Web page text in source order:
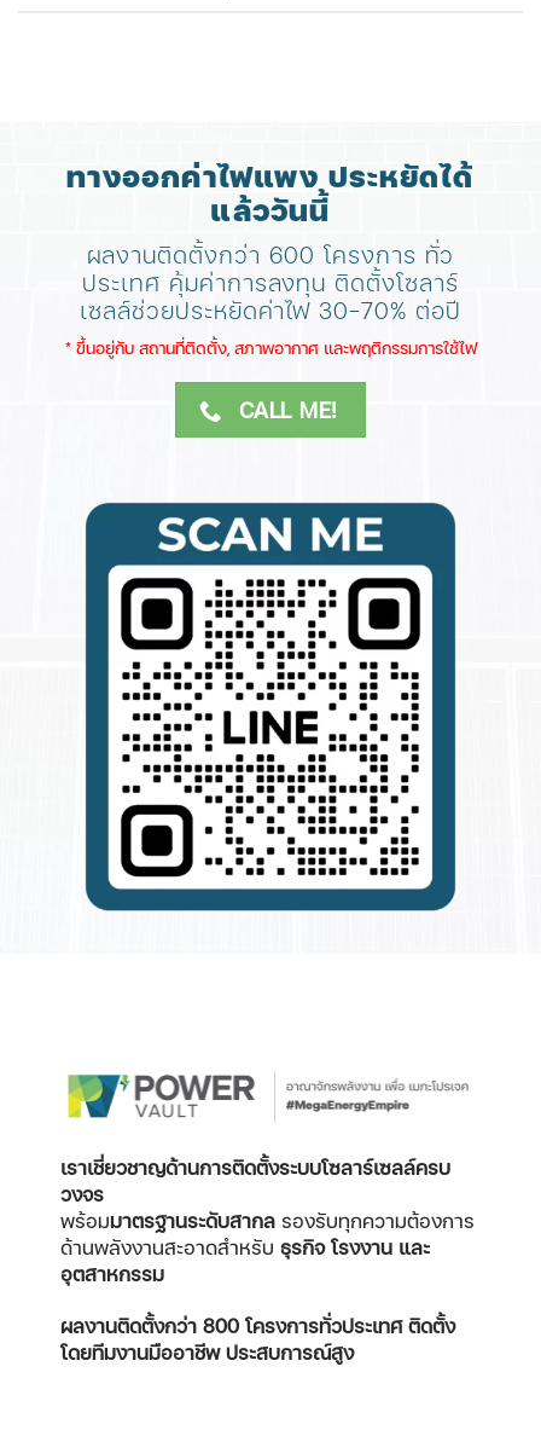
ทางออกค่าไฟแพง ประหยัดได้
แล้ววันนี้
ผลงานติดตั้งกว่า 600 โครงการ ทั่ว
ประเทศ คุ้มค่าการลงทุน ติดตั้งโซลาร์
เซลล์ช่วยประหยัดค่าไฟ 30-70% ต่อปี
​* ขึ้นอยู่กับ สถานที่ติดตั้ง, สภาพอากาศ​ และพฤติกรรมการใช้ไฟ
CALL ME!
เราเชี่ยวชาญด้านการติดตั้งระบบโซลาร์เซลล์ครบ
วงจร
พร้อมมาตรฐานระดับสากล รองรับทุกความต้องการ
ด้านพลังงานสะอาดสำหรับ ธุรกิจ โรงงาน และ
อุตสาหกรรม
ผลงานติดตั้งกว่า 800 โครงการทั่วประเทศติดตั้ง
โดยทีมงานมืออาชีพ ประสบการณ์สูง